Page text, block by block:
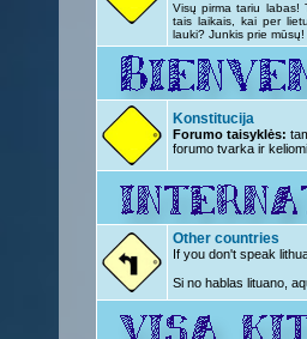
Visų pirma tariu labas!
tais laikais, kai per
lauki? Junkis prie mūsų!
Konstitucija
Forumo taisyklės:
forumo tvarka ir
Other countries
If you don't speak
Si no hablas lituano,